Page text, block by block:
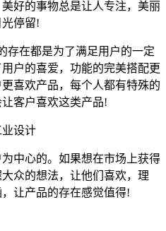
好的事物总是让人专注，美丽
停留!
在都是为了满足用户的一定
户的喜爱，功能的完美搭配更
喜欢产品，每个人都有特殊的
客户喜欢这类产品!
中心的。如果想在市场上获得
众的想法，让他们喜欢，理
让产品的存在感觉值得!